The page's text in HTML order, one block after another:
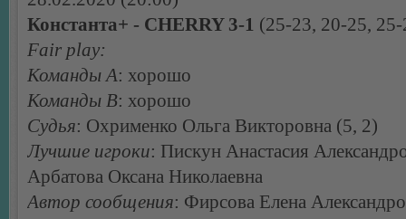
Константа+ - CHERRY 3-1 (25-23, 20-25,
Fair play:
Команды А: хорошо
Команды В: хорошо
Судья: Охрименко Ольга Викторовна (5, 2)
Лучшие игроки: Пискун Анастасия
Арбатова Оксана Николаевна
Автор сообщения: Фирсова Елена